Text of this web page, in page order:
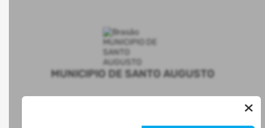
MUNICIPIO DE SANTO AUGUSTO
AUTOATENDIMENTO